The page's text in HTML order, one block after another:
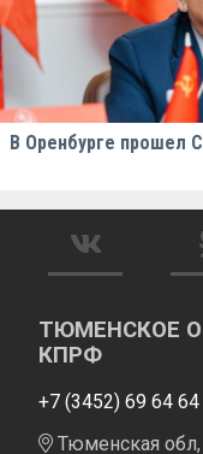
В Оренбурге прошел
ТЮМЕНСКОЕ
КПРФ
+7 (3452) 69 64 64
Тюменская